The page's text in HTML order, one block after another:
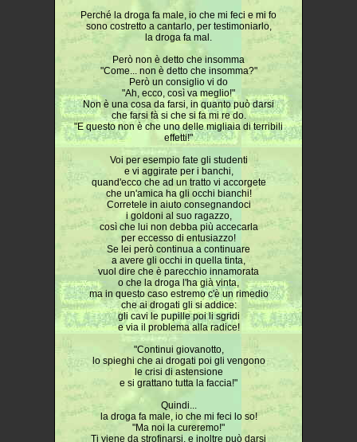
Perché la droga fa male, io che mi feci e mi fo
sono costretto a cantarlo, per testimoniarlo,
la droga fa mal.
Però non è detto che insomma
"Come... non è detto che insomma?"
Però un consiglio vi do
"Ah, ecco, così va meglio!"
Non è una cosa da farsi, in quanto può darsi
che farsi fà si che si fa mi re do.
"E questo non è che uno delle migliaia di terribili
effetti!"
Voi per esempio fate gli studenti
e vi aggirate per i banchi,
quand'ecco che ad un tratto vi accorgete
che un'amica ha gli occhi bianchi!
Corretele in aiuto consegnandoci
i goldoni al suo ragazzo,
così che lui non debba più accecarla
per eccesso di entusiazzo!
Se lei però continua a continuare
a avere gli occhi in quella tinta,
vuol dire che è parecchio innamorata
o che la droga l'ha già vinta,
ma in questo caso estremo c'è un rimedio
che ai drogati gli si addice:
gli cavi le pupille poi li sgridi
e via il problema alla radice!
"Continui giovanotto,
lo spieghi che ai drogati poi gli vengono
le crisi di astensione
e si grattano tutta la faccia!"
Quindi...
la droga fa male, io che mi feci lo so!
"Ma noi la cureremo!"
Ti viene da strofinarsi, e inoltre può darsi